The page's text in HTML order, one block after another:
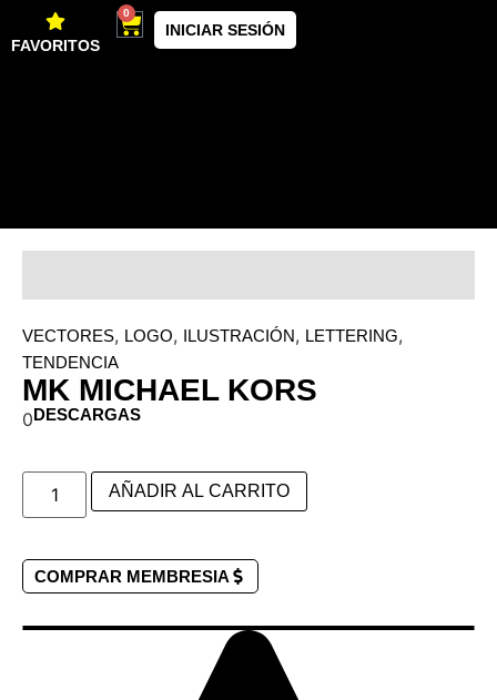
FAVORITOS
0
INICIAR SESIÓN
VECTORES, LOGO, ILUSTRACIÓN, LETTERING,
TENDENCIA
MK MICHAEL KORS
0DESCARGAS
AÑADIR AL CARRITO
COMPRAR MEMBRESIA